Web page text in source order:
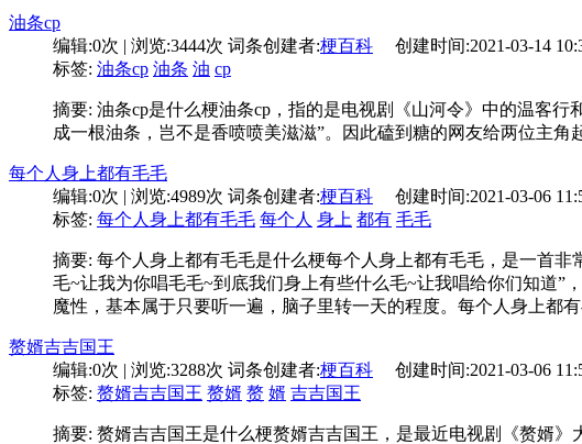
油条cp
编辑:0次 | 浏览:3444次 词条创建者:梗百科 创建时间:2021-03-14
标签: 油条cp 油条 油 cp
摘要: 油条cp是什么梗油条cp，指的是电视剧《山河令》中的温客
成一根油条，岂不是香喷喷美滋滋”。因此磕到糖的网友给两位主角
每个人身上都有毛毛
编辑:0次 | 浏览:4989次 词条创建者:梗百科 创建时间:2021-03-06
标签: 每个人身上都有毛毛 每个人 身上 都有 毛毛
摘要: 每个人身上都有毛毛是什么梗每个人身上都有毛毛，是一首
毛~让我为你唱毛毛~到底我们身上有些什么毛~让我唱给你们知道
魔性，基本属于只要听一遍，脑子里转一天的程度。每个人身上都
赘婿吉吉国王
编辑:0次 | 浏览:3288次 词条创建者:梗百科 创建时间:2021-03-06
标签: 赘婿吉吉国王 赘婿 赘 婿 吉吉国王
摘要: 赘婿吉吉国王是什么梗赘婿吉吉国王，是最近电视剧《赘婿